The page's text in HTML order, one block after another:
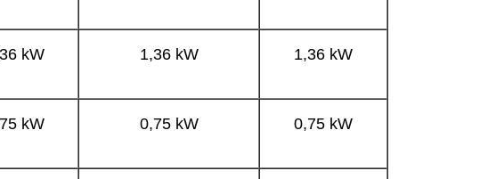
kW 1,36 kW 1,36 kW
kW 0,75 kW 0,75 kW